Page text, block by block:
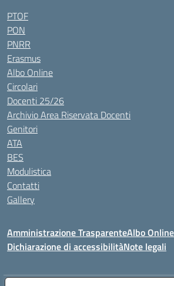
PTOF
PON
PNRR
Erasmus
Albo Online
Circolari
Docenti 25/26
Archivio Area Riservata Docenti
Genitori
ATA
BES
Modulistica
Contatti
Gallery
Amministrazione TrasparenteAlbo Online
Dichiarazione di accessibilitàNote legali